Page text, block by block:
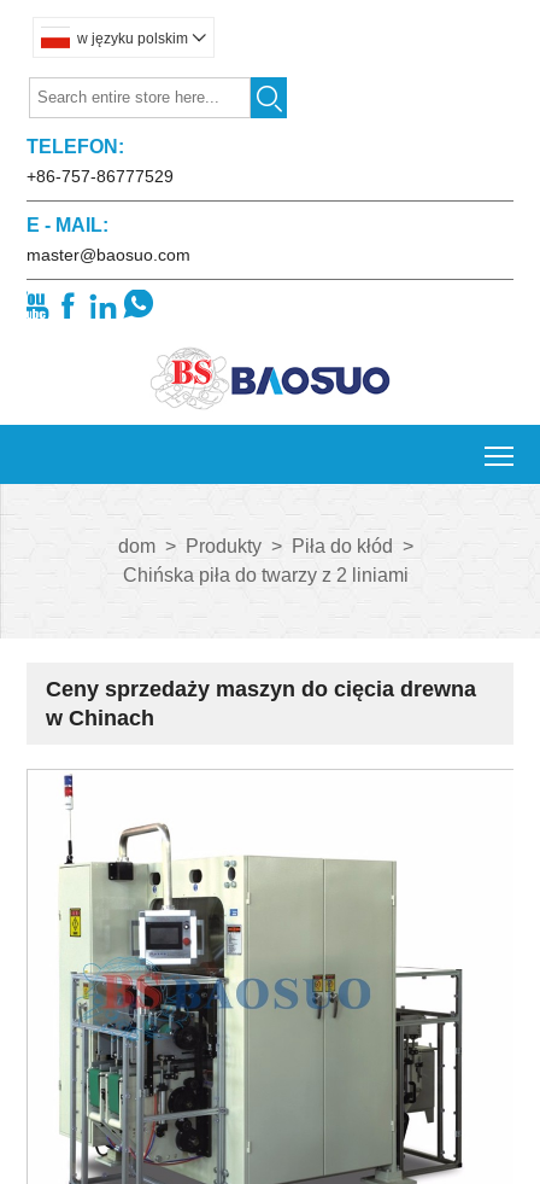
w języku polskim 

TELEFON:
+86-757-86777529
E - MAIL:
master@baosuo.com
   
dom > Produkty > Piła do kłód >
Chińska piła do twarzy z 2 liniami
Ceny sprzedaży maszyn do cięcia drewna
w Chinach